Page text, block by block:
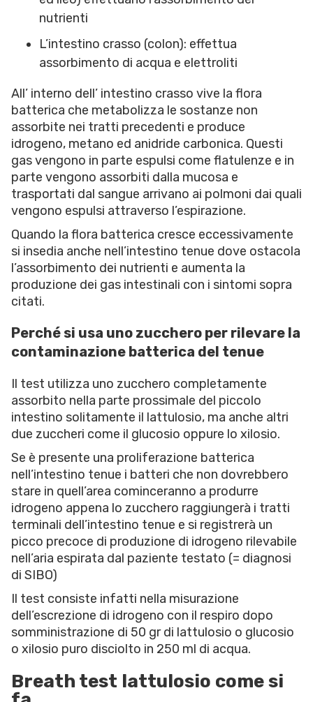
nutrienti
L’intestino crasso (colon): effettua
assorbimento di acqua e elettroliti
All’ interno dell’ intestino crasso vive la flora
batterica che metabolizza le sostanze non
assorbite nei tratti precedenti e produce
idrogeno, metano ed anidride carbonica. Questi
gas vengono in parte espulsi come flatulenze e in
parte vengono assorbiti dalla mucosa e
trasportati dal sangue arrivano ai polmoni dai quali
vengono espulsi attraverso l’espirazione.
Quando la flora batterica cresce eccessivamente
si insedia anche nell’intestino tenue dove ostacola
l’assorbimento dei nutrienti e aumenta la
produzione dei gas intestinali con i sintomi sopra
citati.
Perché si usa uno zucchero per rilevare la
contaminazione batterica del tenue
Il test utilizza uno zucchero completamente
assorbito nella parte prossimale del piccolo
intestino solitamente il lattulosio, ma anche altri
due zuccheri come il glucosio oppure lo xilosio.
Se è presente una proliferazione batterica
nell’intestino tenue i batteri che non dovrebbero
stare in quell’area cominceranno a produrre
idrogeno appena lo zucchero raggiungerà i tratti
terminali dell’intestino tenue e si registrerà un
picco precoce di produzione di idrogeno rilevabile
nell’aria espirata dal paziente testato (= diagnosi
di SIBO)
Il test consiste infatti nella misurazione
dell’escrezione di idrogeno con il respiro dopo
somministrazione di 50 gr di lattulosio o glucosio
o xilosio puro disciolto in 250 ml di acqua.
Breath test lattulosio come si